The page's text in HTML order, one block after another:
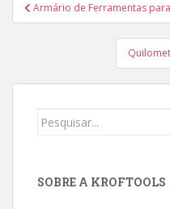
Navegação de
Armário de Ferramentas
Procurar por:
SOBRE A KROFTOOLS